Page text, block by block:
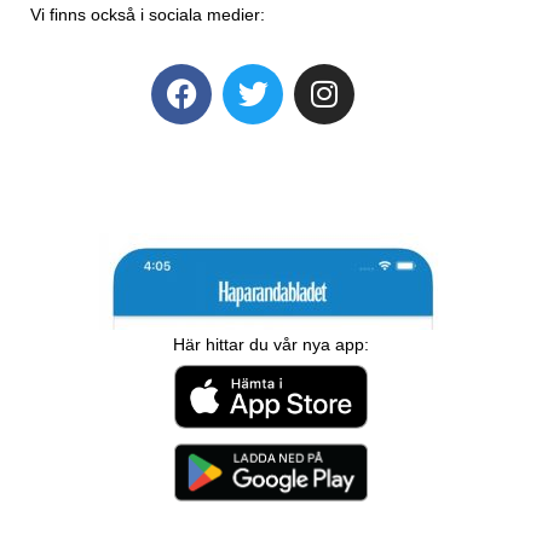
Vi finns också i sociala medier:
Här hittar du vår nya app: